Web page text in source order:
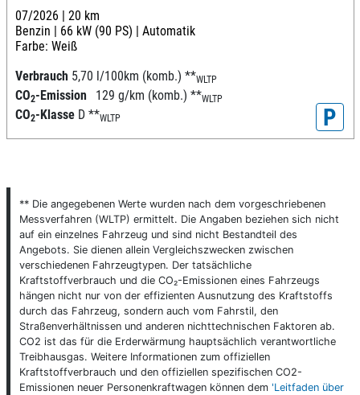
07/2026 | 20 km
Benzin | 66 kW (90 PS) | Automatik
Farbe: Weiß
Verbrauch 5,70 l/100km (komb.) **WLTP
CO2-Emission 129 g/km (komb.) **WLTP
CO2-Klasse D **WLTP P
** Die angegebenen Werte wurden nach dem vorgeschriebenen
Messverfahren (WLTP) ermittelt. Die Angaben beziehen sich nicht
auf ein einzelnes Fahrzeug und sind nicht Bestandteil des
Angebots. Sie dienen allein Vergleichszwecken zwischen
verschiedenen Fahrzeugtypen. Der tatsächliche
Kraftstoffverbrauch und die CO₂-Emissionen eines Fahrzeugs
hängen nicht nur von der effizienten Ausnutzung des Kraftstoffs
durch das Fahrzeug, sondern auch vom Fahrstil, den
Straßenverhältnissen und anderen nichttechnischen Faktoren ab.
CO2 ist das für die Erderwärmung hauptsächlich verantwortliche
Treibhausgas. Weitere Informationen zum offiziellen
Kraftstoffverbrauch und den offiziellen spezifischen CO2-
Emissionen neuer Personenkraftwagen können dem 'Leitfaden über